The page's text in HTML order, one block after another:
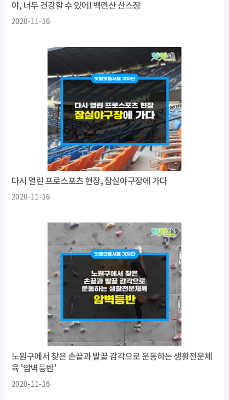
야, 너두 건강할 수 있어! 백련산 산스장
2020-11-16
다시 열린 프로스포츠 현장, 잠실야구장에 가다
2020-11-16
노원구에서 찾은 손끝과 발끝 감각으로 운동하는 생활전문체
육 '암벽등반'
2020-11-16